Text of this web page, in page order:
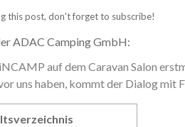
this post, don't forget to subscribe!
ADAC Camping GmbH:
auf dem Caravan Salon
uns haben, kommt der Dialog mit